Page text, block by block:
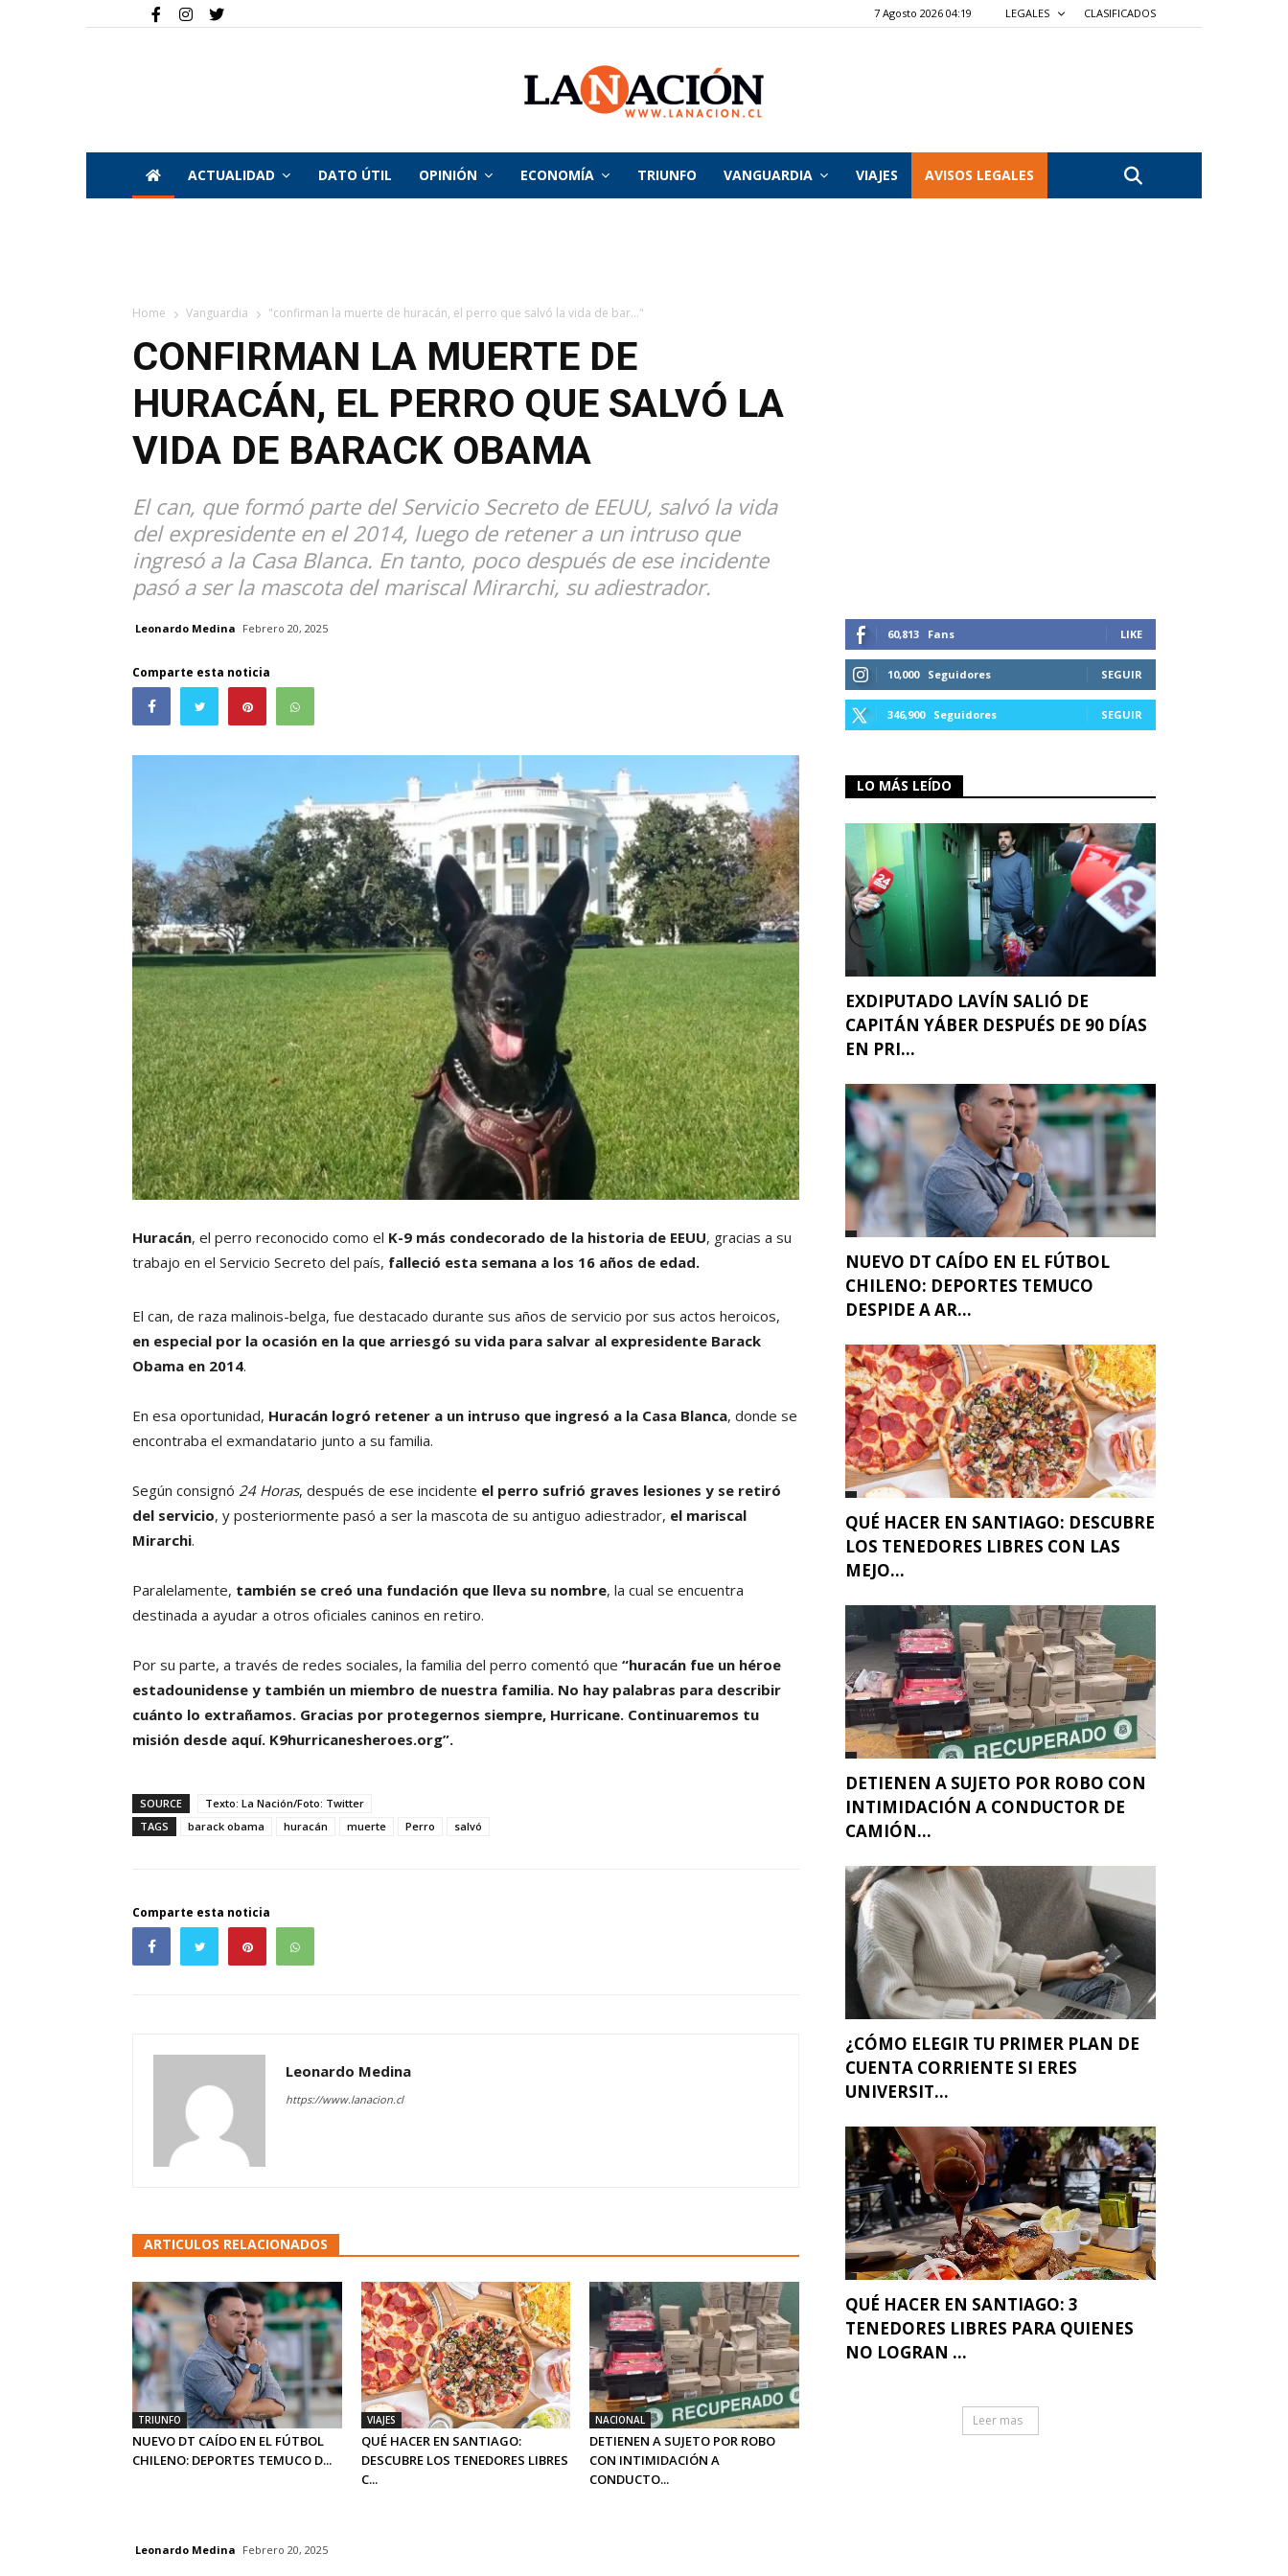
7 Agosto 2026 04:19 LEGALES CLASIFICADOS
La
ACTUALIDAD DATO ÚTIL OPINIÓN ECONOMÍA TRIUNFO VANGUARDIA VIAJES AVISOS LEGALES
Home Vanguardia "confirman la muerte de huracán, el perro que salvó la vida de bar..."
CONFIRMAN LA MUERTE DE
HURACÁN, EL PERRO QUE SALVÓ LA
VIDA DE BARACK OBAMA
El can, que formó parte del Servicio Secreto de EEUU, salvó la vida
del expresidente en el 2014, luego de retener a un intruso que
ingresó a la Casa Blanca. En tanto, poco después de ese incidente
pasó a ser la mascota del mariscal Mirarchi, su adiestrador.
Leonardo Medina Febrero 20, 2025
Comparte esta noticia
Huracán, el perro reconocido como el K-9 más condecorado de la historia de EEUU, gracias a su
trabajo en el Servicio Secreto del país, falleció esta semana a los 16 años de edad.
El can, de raza malinois-belga, fue destacado durante sus años de servicio por sus actos heroicos,
en especial por la ocasión en la que arriesgó su vida para salvar al expresidente Barack
Obama en 2014.
En esa oportunidad, Huracán logró retener a un intruso que ingresó a la Casa Blanca, donde se
encontraba el exmandatario junto a su familia.
Según consignó 24 Horas, después de ese incidente el perro sufrió graves lesiones y se retiró
del servicio, y posteriormente pasó a ser la mascota de su antiguo adiestrador, el mariscal
Mirarchi.
Paralelamente, también se creó una fundación que lleva su nombre, la cual se encuentra
destinada a ayudar a otros oficiales caninos en retiro.
Por su parte, a través de redes sociales, la familia del perro comentó que “huracán fue un héroe
estadounidense y también un miembro de nuestra familia. No hay palabras para describir
cuánto lo extrañamos. Gracias por protegernos siempre, Hurricane. Continuaremos tu
misión desde aquí. K9hurricanesheroes.org”.
SOURCE
Texto: La Nación/Foto: Twitter
TAGS
barack obama huracán muerte Perro salvó
Comparte esta noticia
Leonardo Medina
https://www.lanacion.cl
ARTICULOS RELACIONADOS
TRIUNFO
NUEVO DT CAÍDO EN EL FÚTBOL
CHILENO: DEPORTES TEMUCO D...
VIAJES
QUÉ HACER EN SANTIAGO:
DESCUBRE LOS TENEDORES LIBRES
C...
NACIONAL
DETIENEN A SUJETO POR ROBO
CON INTIMIDACIÓN A
CONDUCTO...
60,813 Fans LIKE
10,000 Seguidores SEGUIR
346,900 Seguidores SEGUIR
LO MÁS LEÍDO
EXDIPUTADO LAVÍN SALIÓ DE
CAPITÁN YÁBER DESPUÉS DE 90 DÍAS
EN PRI...
NUEVO DT CAÍDO EN EL FÚTBOL
CHILENO: DEPORTES TEMUCO
DESPIDE A AR...
QUÉ HACER EN SANTIAGO: DESCUBRE
LOS TENEDORES LIBRES CON LAS
MEJO...
DETIENEN A SUJETO POR ROBO CON
INTIMIDACIÓN A CONDUCTOR DE
CAMIÓN...
¿CÓMO ELEGIR TU PRIMER PLAN DE
CUENTA CORRIENTE SI ERES
UNIVERSIT...
QUÉ HACER EN SANTIAGO: 3
TENEDORES LIBRES PARA QUIENES
NO LOGRAN ...
Leer mas
Leonardo Medina Febrero 20, 2025